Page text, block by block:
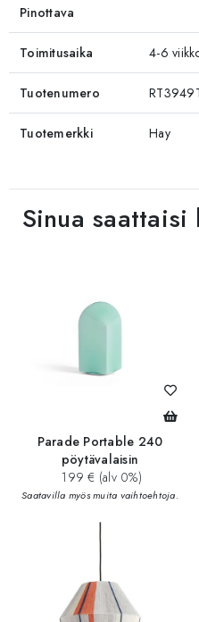
Pinottava
Toimitusaika 4-6
Tuotenumero
Tuotemerkki Hay
Sinua saattaisi
Parade Portable 240
pöytävalaisin
199 € (alv 0%)
Saatavilla myös muita vaihtoehtoja.